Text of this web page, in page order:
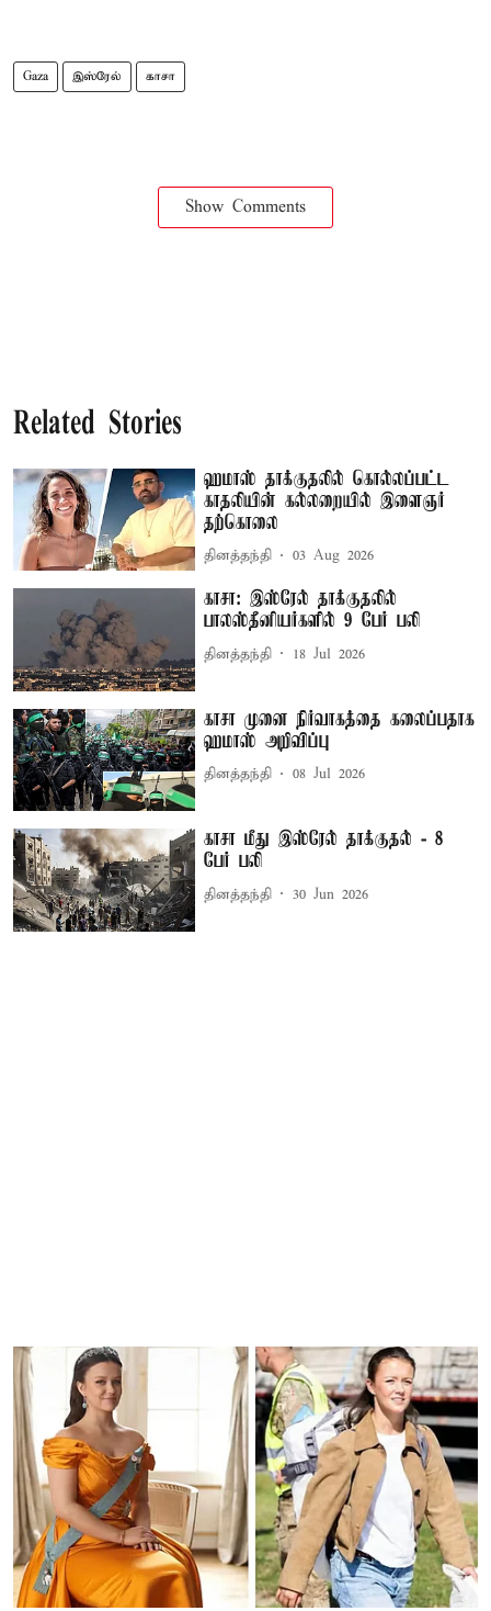
Gaza இஸ்ரேல் காசா
Show Comments
Related Stories
ஹமாஸ் தாக்குதலில் கொல்லப்பட்ட
காதலியின் கல்லறையில் இளைஞர்
தற்கொலை
தினத்தந்தி 03 Aug 2026
காசா: இஸ்ரேல் தாக்குதலில்
பாலஸ்தீனியர்களில் 9 பேர் பலி
தினத்தந்தி 18 Jul 2026
காசா முனை நிர்வாகத்தை கலைப்பதாக
ஹமாஸ் அறிவிப்பு
தினத்தந்தி 08 Jul 2026
காசா மீது இஸ்ரேல் தாக்குதல் - 8
பேர் பலி
தினத்தந்தி 30 Jun 2026